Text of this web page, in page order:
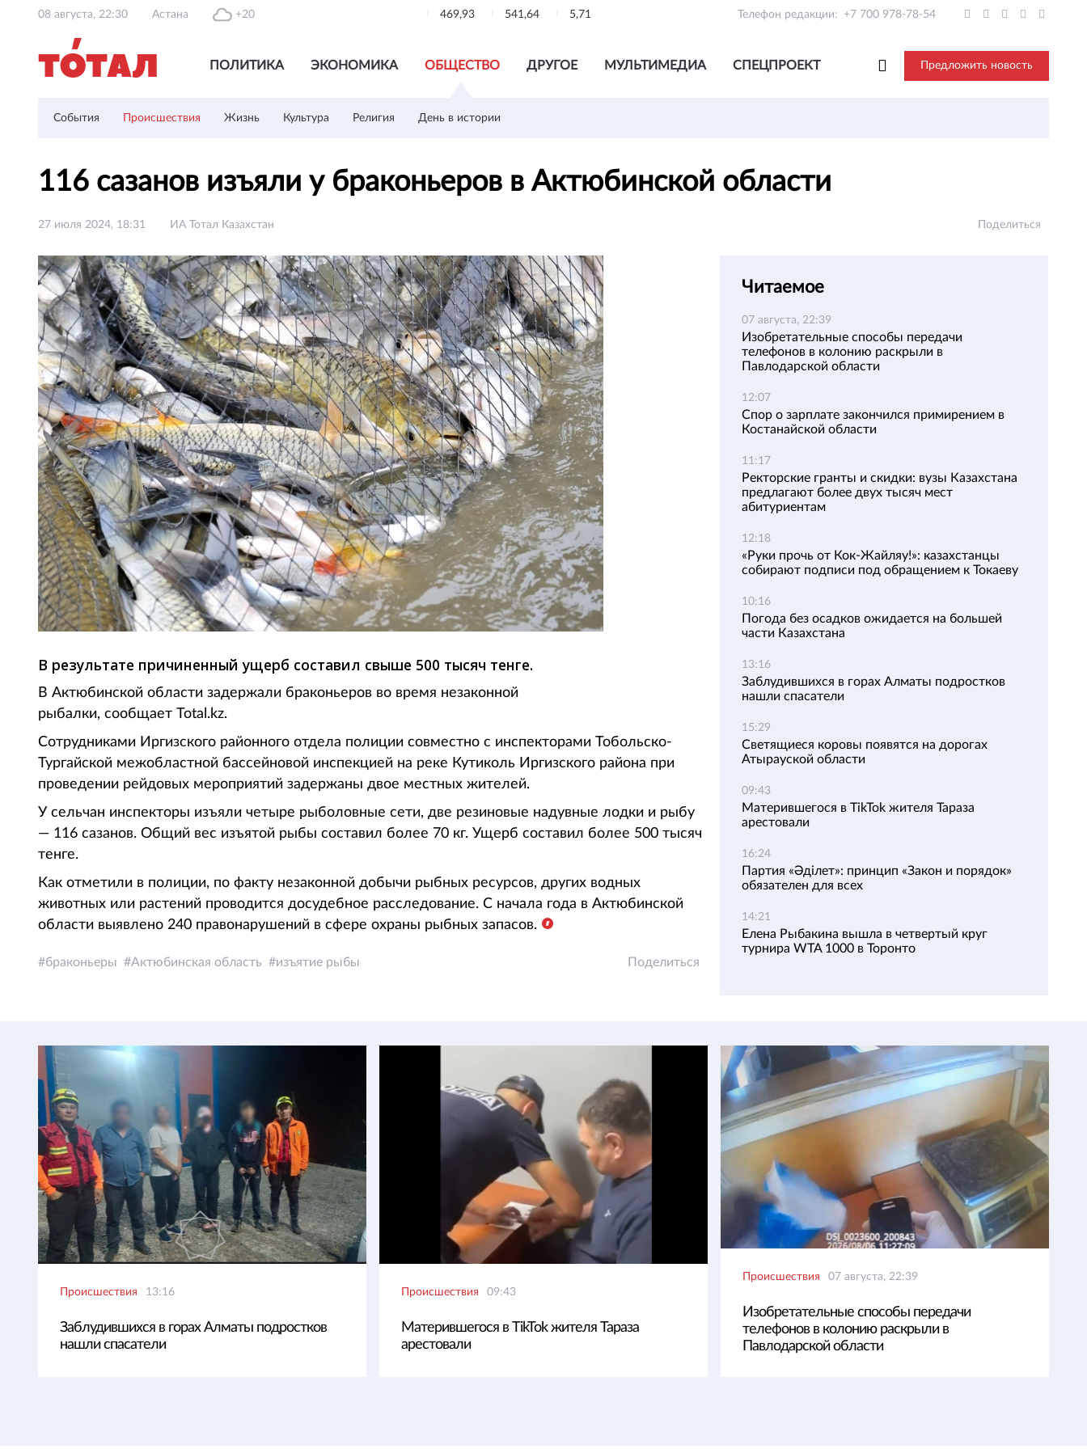
08 августа, 22:30 Астана +20 469,93 541,64 5,71 Телефон редакции: +7 700 978-78-54
ПОЛИТИКА ЭКОНОМИКА ОБЩЕСТВО ДРУГОЕ МУЛЬТИМЕДИА СПЕЦПРОЕКТ Предложить новость
События Происшествия Жизнь Культура Религия День в истории
116 сазанов изъяли у браконьеров в Актюбинской области
27 июля 2024, 18:31 ИА Тотал Казахстан Поделиться
В результате причиненный ущерб составил свыше 500 тысяч тенге.
В Актюбинской области задержали браконьеров во время незаконной
рыбалки, сообщает Total.kz.
Сотрудниками Иргизского районного отдела полиции совместно с инспекторами Тобольско-
Тургайской межобластной бассейновой инспекцией на реке Кутиколь Иргизского района при
проведении рейдовых мероприятий задержаны двое местных жителей.
У сельчан инспекторы изъяли четыре рыболовные сети, две резиновые надувные лодки и рыбу
— 116 сазанов. Общий вес изъятой рыбы составил более 70 кг. Ущерб составил более 500 тысяч
тенге.
Как отметили в полиции, по факту незаконной добычи рыбных ресурсов, других водных
животных или растений проводится досудебное расследование. С начала года в Актюбинской
области выявлено 240 правонарушений в сфере охраны рыбных запасов.
браконьеры Актюбинская область изъятие рыбы Поделиться
Читаемое
07 августа, 22:39
Изобретательные способы передачи
телефонов в колонию раскрыли в
Павлодарской области
12:07
Спор о зарплате закончился примирением в
Костанайской области
11:17
Ректорские гранты и скидки: вузы Казахстана
предлагают более двух тысяч мест
абитуриентам
12:18
«Руки прочь от Кок-Жайляу!»: казахстанцы
собирают подписи под обращением к Токаеву
10:16
Погода без осадков ожидается на большей
части Казахстана
13:16
Заблудившихся в горах Алматы подростков
нашли спасатели
15:29
Светящиеся коровы появятся на дорогах
Атырауской области
09:43
Матерившегося в TikTok жителя Тараза
арестовали
16:24
Партия «Әділет»: принцип «Закон и порядок»
обязателен для всех
14:21
Елена Рыбакина вышла в четвертый круг
турнира WTA 1000 в Торонто
Происшествия 13:16
Заблудившихся в горах Алматы подростков
нашли спасатели
Происшествия 09:43
Матерившегося в TikTok жителя Тараза
арестовали
Происшествия 07 августа, 22:39
Изобретательные способы передачи
телефонов в колонию раскрыли в
Павлодарской области